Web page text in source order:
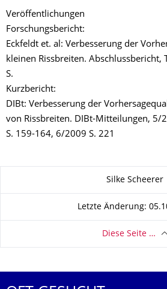
Veröffentlichungen
Forschungsbericht:
Eckfeldt et. al: Verbesserung der
kleinen Rissbreiten. Abschlussbericht,
S.
Kurzbericht:
DIBt: Verbesserung der
von Rissbreiten. DIBt-Mitteilungen, 5/
S. 159-164, 6/2009 S. 221
Silke Scheerer
Letzte Änderung:
Diese Seite …